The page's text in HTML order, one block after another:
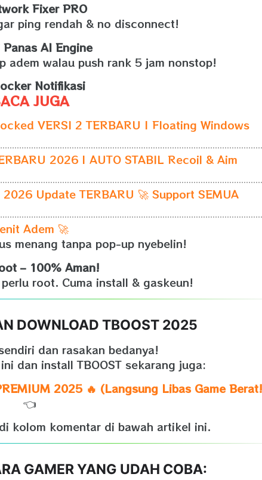
Fixer PRO
ping rendah & no disconnect!
AI Engine
adem walau push rank 5 jam nonstop!
Notifikasi
JUGA
VERSI 2 TERBARU | Floating Windows
2026 | AUTO STABIL Recoil & Aim
2026 Update TERBARU 🚀 Support SEMUA
Adem 🚀
menang tanpa pop-up nyebelin!
– 100% Aman!
root. Cuma install & gaskeun!
DOWNLOAD TBOOST 2025
dan rasakan bedanya!
dan install TBOOST sekarang juga:
2025 🔥 (Langsung Libas Game
👈
kolom komentar di bawah artikel ini.
GAMER YANG UDAH COBA: